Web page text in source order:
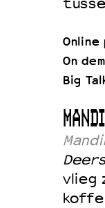
On
Big
vlieg